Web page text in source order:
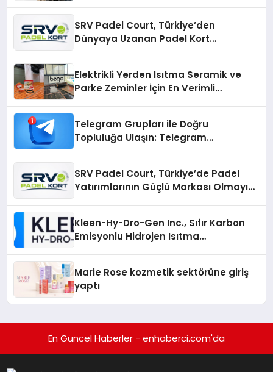
SRV Padel Court, Türkiye’den
Dünyaya Uzanan Padel Kort
Elektrikli Yerden Isıtma Seramik ve
Parke Zeminler İçin En Verimli
Telegram Grupları ile Doğru
Topluluğa Ulaşın: Telegram
SRV Padel Court, Türkiye’de Padel
Yatırımlarının Güçlü Markası Olmayı
Kleen-Hy-Dro-Gen Inc., Sıfır Karbon
Emisyonlu Hidrojen Isıtma
Marie Rose kozmetik sektörüne giriş
yaptı
En Güncel Haberler - enhaberci.com'da